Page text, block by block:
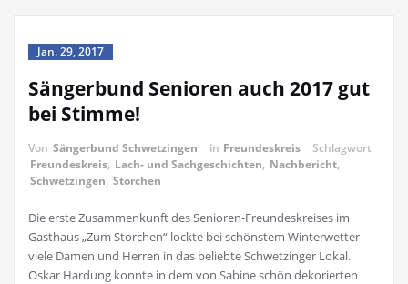
Jan. 29, 2017
Sängerbund Senioren auch 2017 gut
bei Stimme!
Von Sängerbund Schwetzingen in Freundeskreis
Schlagwort
Freundeskreis, Lach- und Sachgeschichten, Nachbericht,
Schwetzingen, Storchen
Die erste Zusammenkunft des Senioren-Freundeskreises im
Gasthaus „Zum Storchen“ lockte bei schönstem Winterwetter
viele Damen und Herren in das beliebte Schwetzinger Lokal.
Oskar Hardung konnte in dem von Sabine schön dekorierten